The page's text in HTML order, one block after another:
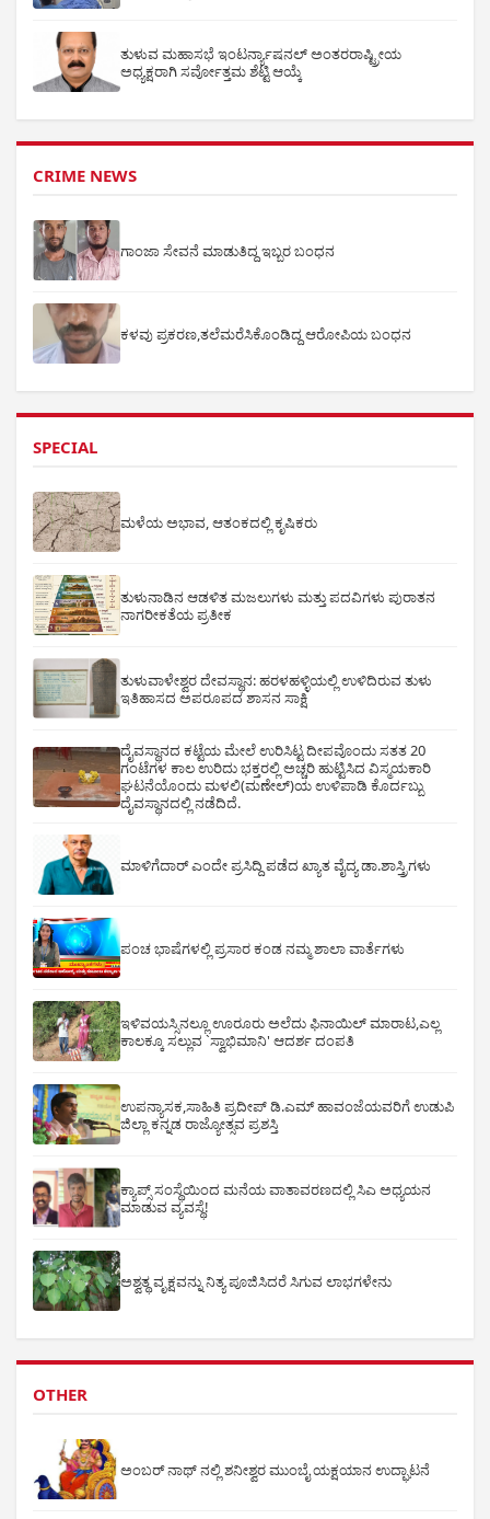
ತುಳುವ ಮಹಾಸಭೆ ಇಂಟರ್ನ್ಯಾಷನಲ್ ಅಂತರರಾಷ್ಟ್ರೀಯ
ಅಧ್ಯಕ್ಷರಾಗಿ ಸರ್ವೋತ್ತಮ ಶೆಟ್ಟಿ ಆಯ್ಕೆ
CRIME NEWS
ಗಾಂಜಾ ಸೇವನೆ ಮಾಡುತಿದ್ದ ಇಬ್ಬರ ಬಂಧನ
ಕಳವು ಪ್ರಕರಣ,ತಲೆಮರೆಸಿಕೊಂಡಿದ್ದ ಆರೋಪಿಯ ಬಂಧನ
SPECIAL
ಮಳೆಯ ಅಭಾವ, ಆತಂಕದಲ್ಲಿ ಕೃಷಿಕರು
ತುಳುನಾಡಿನ ಆಡಳಿತ ಮಜಲುಗಳು ಮತ್ತು ಪದವಿಗಳು ಪುರಾತನ
ನಾಗರೀಕತೆಯ ಪ್ರತೀಕ
ತುಳುವಾಳೇಶ್ವರ ದೇವಸ್ಥಾನ: ಹರಳಹಳ್ಳಿಯಲ್ಲಿ ಉಳಿದಿರುವ ತುಳು
ಇತಿಹಾಸದ ಅಪರೂಪದ ಶಾಸನ ಸಾಕ್ಷಿ
ದೈವಸ್ಥಾನದ ಕಟ್ಟೆಯ ಮೇಲೆ ಉರಿಸಿಟ್ಟ ದೀಪವೊಂದು ಸತತ 20
ಗಂಟೆಗಳ ಕಾಲ ಉರಿದು ಭಕ್ತರಲ್ಲಿ ಅಚ್ಚರಿ ಹುಟ್ಟಿಸಿದ ವಿಸ್ಮಯಕಾರಿ
ಘಟನೆಯೊಂದು ಮಳಲಿ(ಮಣೇಲ್)ಯ ಉಳಿಪಾಡಿ ಕೊರ್ದಬ್ಬು
ದೈವಸ್ಥಾನದಲ್ಲಿ ನಡೆದಿದೆ.
ಮಾಳಿಗೆದಾರ್ ಎಂದೇ ಪ್ರಸಿದ್ದಿ ಪಡೆದ ಖ್ಯಾತ ವೈದ್ಯ ಡಾ.ಶಾಸ್ತ್ರಿಗಳು
ಪಂಚ ಭಾಷೆಗಳಲ್ಲಿ ಪ್ರಸಾರ ಕಂಡ ನಮ್ಮ ಶಾಲಾ ವಾರ್ತೆಗಳು
ಇಳಿವಯಸ್ಸಿನಲ್ಲೂ ಊರೂರು ಅಲೆದು ಫಿನಾಯಿಲ್ ಮಾರಾಟ,ಎಲ್ಲ
ಕಾಲಕ್ಕೂ ಸಲ್ಲುವ `ಸ್ವಾಭಿಮಾನಿ' ಆದರ್ಶ ದಂಪತಿ
ಉಪನ್ಯಾಸಕ,ಸಾಹಿತಿ ಪ್ರದೀಪ್ ಡಿ.ಎಮ್ ಹಾವಂಜೆಯವರಿಗೆ ಉಡುಪಿ
ಜಿಲ್ಲಾ ಕನ್ನಡ ರಾಜ್ಯೋತ್ಸವ ಪ್ರಶಸ್ತಿ
ಕ್ಯಾಪ್ಸ್ ಸಂಸ್ಥೆಯಿಂದ ಮನೆಯ ವಾತಾವರಣದಲ್ಲಿ ಸಿಎ ಅಧ್ಯಯನ
ಮಾಡುವ ವ್ಯವಸ್ಥೆ!
ಅಶ್ವತ್ಥ ವೃಕ್ಷವನ್ನು ನಿತ್ಯ ಪೂಜಿಸಿದರೆ ಸಿಗುವ ಲಾಭಗಳೇನು
OTHER
ಅಂಬರ್ ನಾಥ್ ನಲ್ಲಿ ಶನೀಶ್ವರ ಮುಂಬೈ ಯಕ್ಷಯಾನ ಉದ್ಘಾಟನೆ